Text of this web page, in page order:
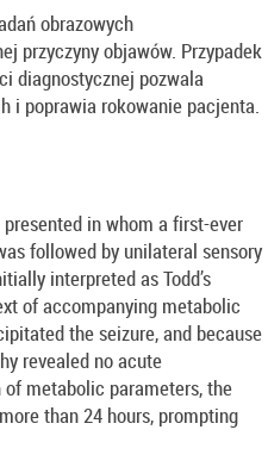
obrazowych
przyczyny objawów. Przypadek
diagnostycznej pozwala
i poprawia rokowanie pacjenta.
in whom a first-ever
followed by unilateral sensory
interpreted as Todd’s
of accompanying metabolic
the seizure, and because
revealed no acute
metabolic parameters, the
than 24 hours, prompting